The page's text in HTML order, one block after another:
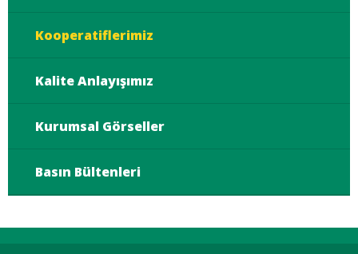
Kooperatiflerimiz
Kalite Anlayışımız
Kurumsal Görseller
Basın Bültenleri